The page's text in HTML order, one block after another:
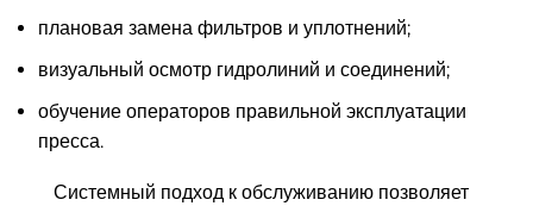
плановая замена фильтров и уплотнений;
визуальный осмотр гидролиний и соединений;
обучение операторов правильной эксплуатации
пресса.
Системный подход к обслуживанию позволяет